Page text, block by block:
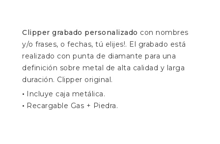
Clipper grabado personalizado con nombres
y/o frases, o fechas, tú elijes!. El grabado está
realizado con punta de diamante para una
definición sobre metal de alta calidad y larga
duración. Clipper original.
•
Incluye caja metálica.
• Recargable Gas + Piedra.